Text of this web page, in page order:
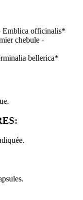
Emblica officinalis*
chebule -
bellerica*